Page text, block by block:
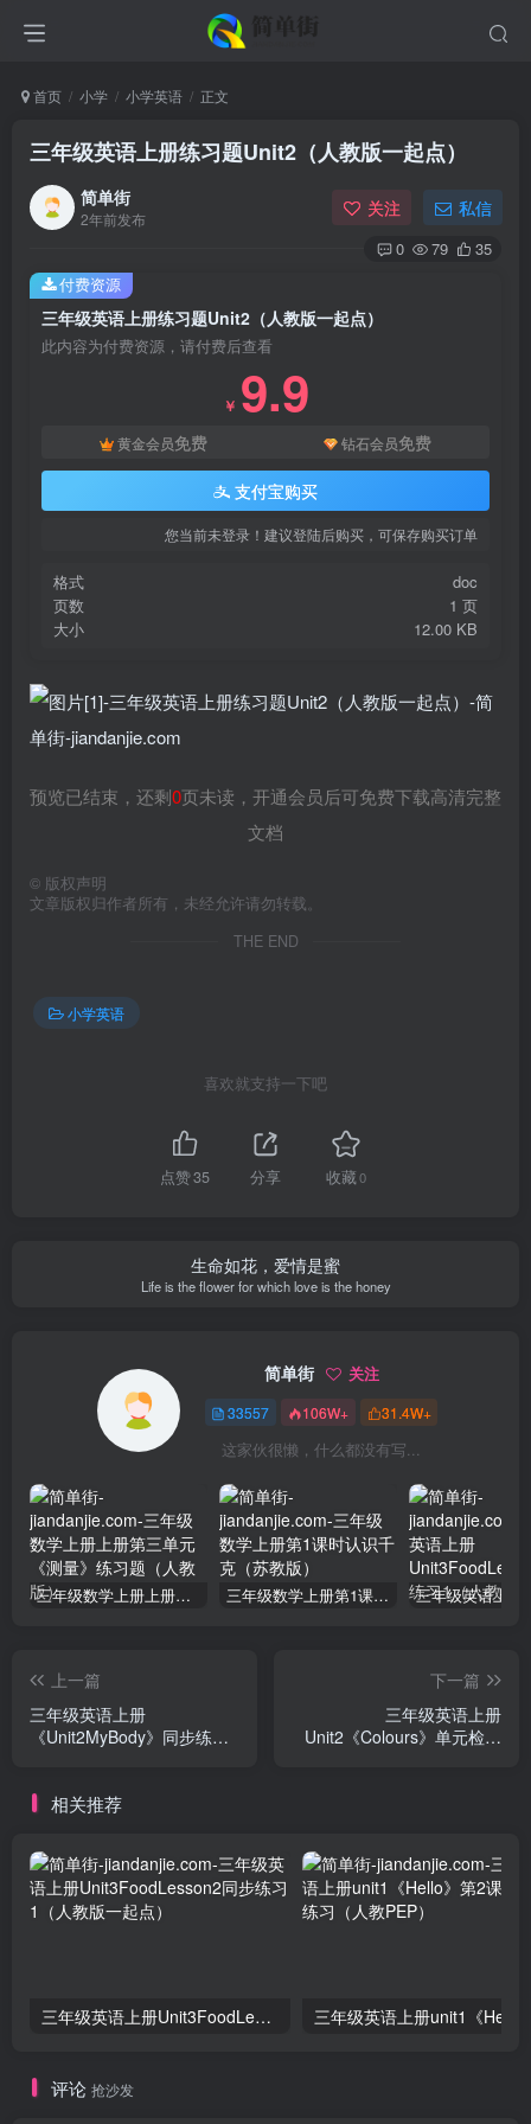
首页 小学 小学英语 正文
三年级英语上册练习题Unit2（人教版一起点）
简单街
2年前发布 关注 私信
0 79 35
三年级英语上册练习题Unit2（人教版一起点）
此内容为付费资源，请付费后查看
￥ 9.9
黄金会员免费 钻石会员免费
支付宝购买
您当前未登录！建议登陆后购买，可保存购买订单
格式
doc
页数
1 页
大小
12.00 KB
付费资源
预览已结束，还剩0页未读，开通会员后可免费下载高清完整
文档
© 版权声明
文章版权归作者所有，未经允许请勿转载。
THE END
小学英语
喜欢就支持一下吧
点赞35 分享 收藏0
生命如花，爱情是蜜
Life is the flower for which love is the honey
简单街 关注
33557 106W+ 31.4W+
这家伙很懒，什么都没有写...
三年级数学上册上册第三单元《测量》练习题（人教版） 三年级数学上册第1课时认识千克（苏教版）
上一篇
三年级英语上册
《Unit2MyBody》同步练习
下一篇
三年级英语上册
Unit2《Colours》单元检测
相关推荐
三年级英语上册Unit3FoodLesson2同步练习1（人教版一起点）
评论 抢沙发